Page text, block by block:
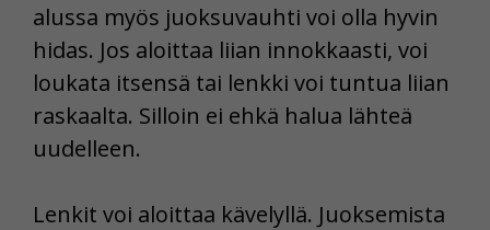
alussa myös juoksuvauhti voi olla hyvin
hidas. Jos aloittaa liian innokkaasti, voi
loukata itsensä tai lenkki voi tuntua liian
raskaalta. Silloin ei ehkä halua lähteä
uudelleen.
Lenkit voi aloittaa kävelyllä. Juoksemista